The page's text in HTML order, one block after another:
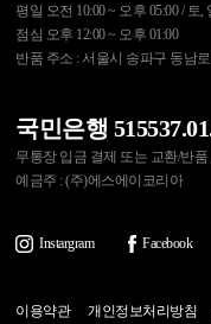
평일 오전 10:00 ~ 오후 05:00 / 토
점심 오후 12:00 ~ 오후 01:00
반품 주소 : 서울시 송파구 동남
국민은행
무통장 입금 결제 또는 교환/반
예금주 : (주)에스에이코리아
Instargram Facebook
이용약관 개인정보처리방침